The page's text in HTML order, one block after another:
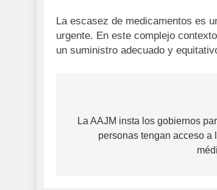
La escasez de medicamentos es
urgente. En este complejo
un suministro adecuado y
de
entradas
La AAJM insta los gobiernos
personas tengan acceso a